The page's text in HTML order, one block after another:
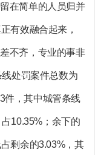
在简单的人员归并
有效融合起来，
不齐，专业的事非
处罚案件总数为
件，其中城管条线
10.35% ；余下的
剩余的3.03%，其